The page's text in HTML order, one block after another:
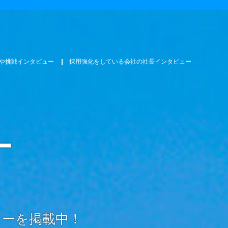
挑戦インタビュー 採用強化をしている会社の社長インタビュー
を掲載中！